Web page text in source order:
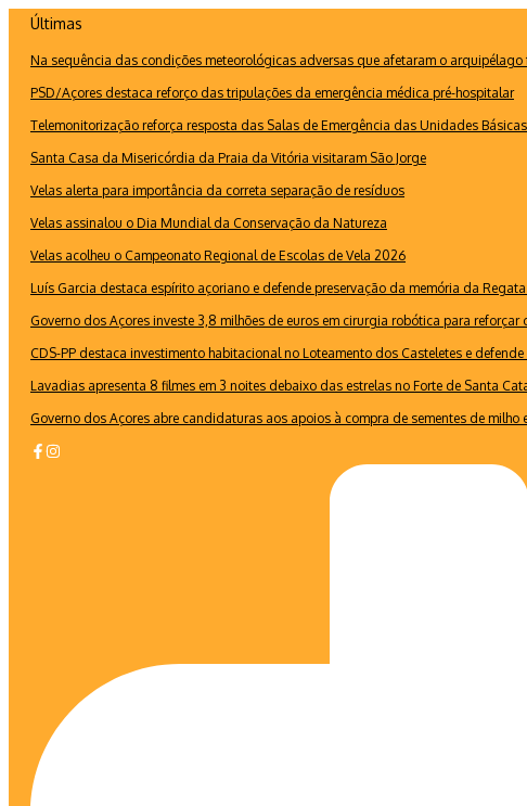
conteúdo
Últimas
Na sequência das condições meteorológicas adversas que afetaram o arquipélago
PSD/Açores destaca reforço das tripulações da emergência médica pré-hospitalar
Telemonitorização reforça resposta das Salas de Emergência das Unidades
Santa Casa da Misericórdia da Praia da Vitória visitaram São Jorge
Velas alerta para importância da correta separação de resíduos
Velas assinalou o Dia Mundial da Conservação da Natureza
Velas acolheu o Campeonato Regional de Escolas de Vela 2026
Luís Garcia destaca espírito açoriano e defende preservação da memória da
Governo dos Açores investe 3,8 milhões de euros em cirurgia robótica para reforçar
CDS-PP destaca investimento habitacional no Loteamento dos Casteletes e
Lavadias apresenta 8 filmes em 3 noites debaixo das estrelas no Forte de Santa
Governo dos Açores abre candidaturas aos apoios à compra de sementes de milho